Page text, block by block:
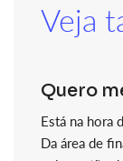
Veja
Quero
Está na hora
Da área de